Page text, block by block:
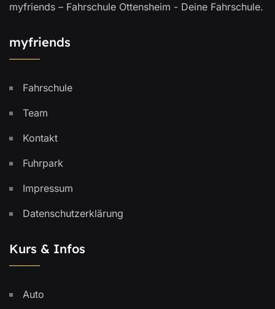
myfriends – Fahrschule Ottensheim - Deine Fahrschule.
myfriends
Fahrschule
Team
Kontakt
Fuhrpark
Impressum
Datenschutzerklärung
Kurs & Infos
Auto